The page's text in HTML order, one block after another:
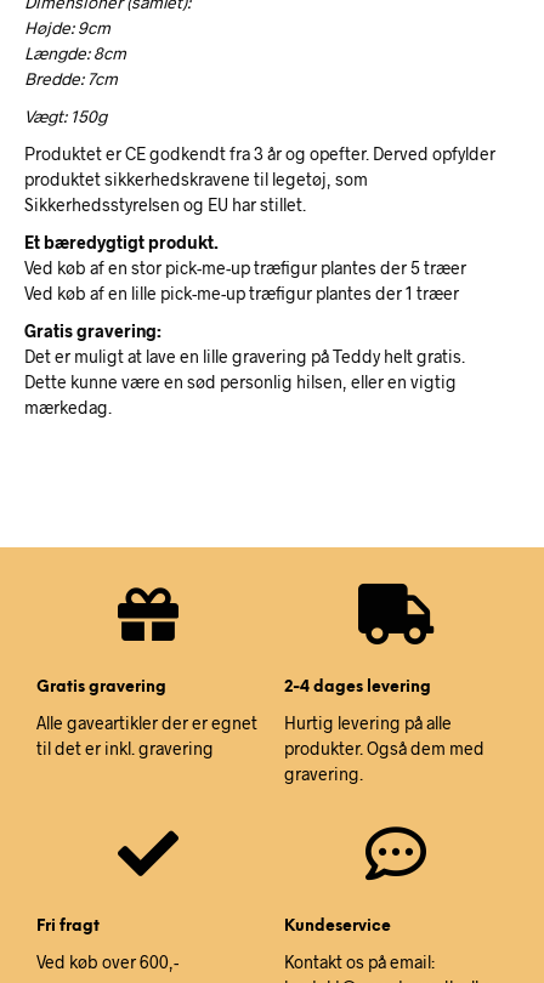
Højde: 9cm
Længde: 8cm
Bredde: 7cm
Vægt: 150g
Produktet er CE godkendt fra 3 år og opefter. Derved opfylder
produktet sikkerhedskravene til legetøj, som
Sikkerhedsstyrelsen og EU har stillet.
Et bæredygtigt produkt.
Ved køb af en stor pick-me-up træfigur plantes der 5 træer
Ved køb af en lille pick-me-up træfigur plantes der 1 træer
Gratis gravering:
Det er muligt at lave en lille gravering på Teddy helt gratis.
Dette kunne være en sød personlig hilsen, eller en vigtig
mærkedag.
Gratis gravering
Alle gaveartikler der er egnet
til det er inkl. gravering
2-4 dages levering
Hurtig levering på alle
produkter. Også dem med
gravering.
Fri fragt
Ved køb over 600,-
Kundeservice
Kontakt os på email: